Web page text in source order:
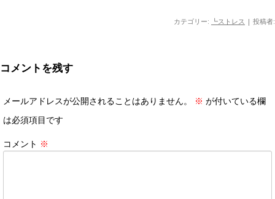
カテゴリー: ┗ストレス | 投稿者:
コメントを残す
メールアドレスが公開されることはありません。 ※ が付いている欄
は必須項目です
コメント ※